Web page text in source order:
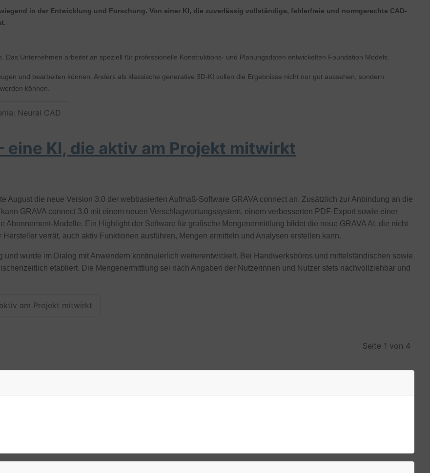
in der Entwicklung und Forschung. Von einer KI, die zuverlässig vollständige, fehlerfreie und normgerechte CAD-
Das Unternehmen arbeitet an speziell für professionelle Konstruktions- und Planungsdaten entwickelten Foundation Models.
und bearbeiten können. Anders als klassische generative 3D-KI sollen die Ergebnisse nicht nur gut aussehen, sondern
können.
Neural CAD
eine KI, die aktiv am Projekt mitwirkt
August die neue Version 3.0 der webbasierten Aufmaß-Software GRAVA connect an. Zusätzlich zur Anbindung an die
GRAVA connect 3.0 mit einem neuen Verschlagwortungssystem, einem verbesserten PDF-Export sowie einer
Abonnement-Modelle. Ein Highlight der Software für grafische Mengenermittlung bildet die neue GRAVA AI, die nicht
verrät, auch aktiv Funktionen ausführen, Mengen ermitteln und Analysen erstellen kann.
wurde im Dialog mit Anwendern kontinuierlich weiterentwickelt. Bei Handwerksbüros und mittelständischen sowie
etabliert. Die Mengenermittlung sei nach Angaben der Nutzerinnen und Nutzer stets nachvollziehbar und
aktiv am Projekt mitwirkt
Seite 1 von 4